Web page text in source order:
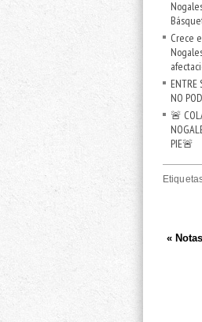
Crece
ENTRE
NO
🚨
PIE🚨
«